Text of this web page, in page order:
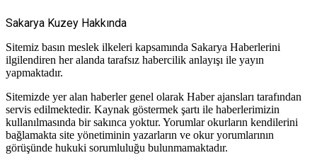
Sakarya Kuzey Hakkında
Sitemiz basın meslek ilkeleri kapsamında Sakarya Haberlerini
ilgilendiren her alanda tarafsız habercilik anlayışı ile yayın
yapmaktadır.
Sitemizde yer alan haberler genel olarak Haber ajansları tarafından
servis edilmektedir. Kaynak göstermek şartı ile haberlerimizin
kullanılmasında bir sakınca yoktur. Yorumlar okurların kendilerini
bağlamakta site yönetiminin yazarların ve okur yorumlarının
görüşünde hukuki sorumluluğu bulunmamaktadır.